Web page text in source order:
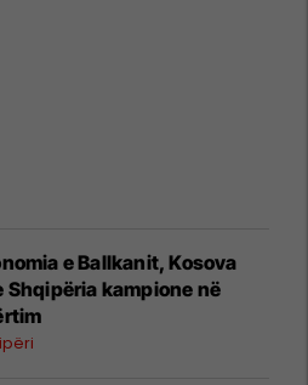
e Ballkanit, Kosova
Shqipëria kampione në